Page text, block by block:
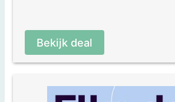
Bekijk deal